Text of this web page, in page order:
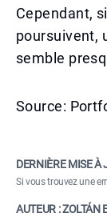
Cependant,
poursuivent,
semble
Source:
DERNIÈRE MISE À
Si vous trouvez une
AUTEUR : ZOLTÁN